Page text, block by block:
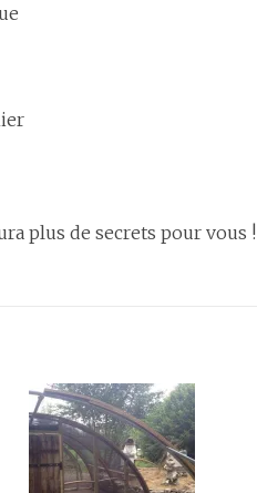
plus de secrets pour vous !